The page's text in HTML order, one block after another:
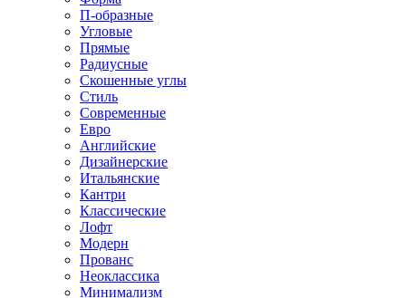
П-образные
Угловые
Прямые
Радиусные
Скошенные углы
Стиль
Современные
Евро
Английские
Дизайнерские
Итальянские
Кантри
Классические
Лофт
Модерн
Прованс
Неоклассика
Минимализм